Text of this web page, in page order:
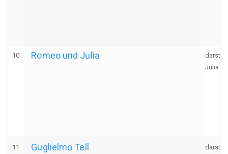
10 Romeo und Julia
Julia
11 Guglielmo Tell